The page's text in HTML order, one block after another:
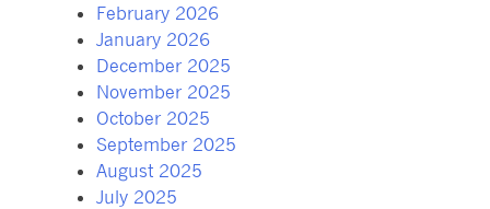
February 2026
January 2026
December 2025
November 2025
October 2025
September 2025
August 2025
July 2025